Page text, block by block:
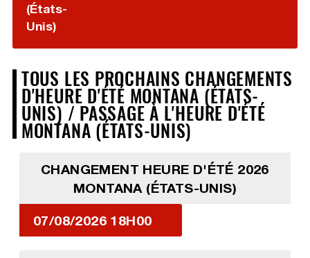
(États-
Unis)
TOUS LES PROCHAINS CHANGEMENTS
D'HEURE D'ÉTÉ MONTANA (ÉTATS-
UNIS) / PASSAGE À L'HEURE D'ÉTÉ
MONTANA (ÉTATS-UNIS)
CHANGEMENT HEURE D'ÉTÉ 2026
MONTANA (ÉTATS-UNIS)
07/08/2026 18H00